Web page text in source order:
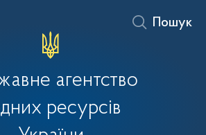
агентство
ресурсів
Пошук